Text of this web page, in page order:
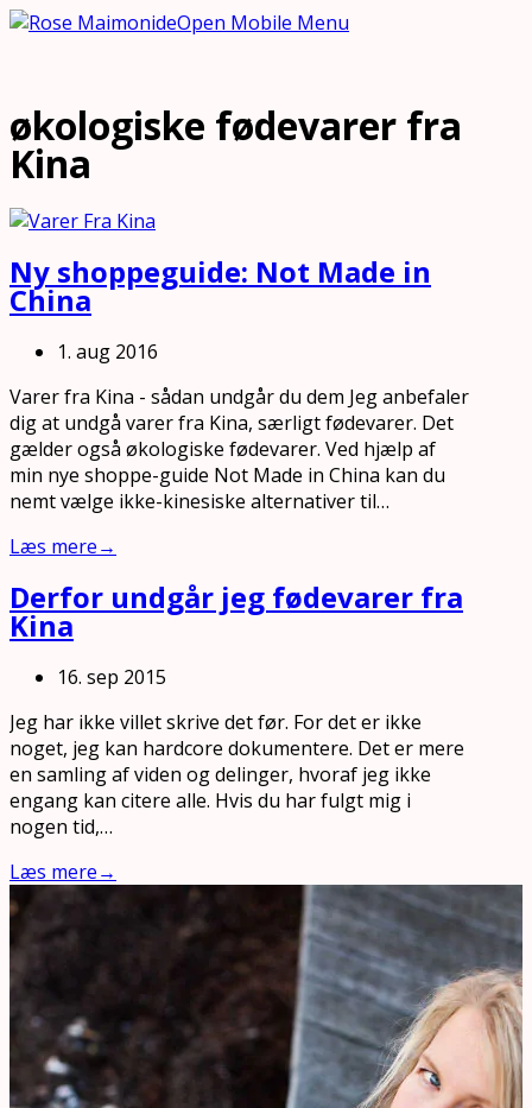
Open Mobile Menu
økologiske fødevarer fra
Kina
Ny shoppeguide: Not Made in
China
1. aug 2016
Varer fra Kina - sådan undgår du dem Jeg anbefaler
dig at undgå varer fra Kina, særligt fødevarer. Det
gælder også økologiske fødevarer. Ved hjælp af
min nye shoppe-guide Not Made in China kan du
nemt vælge ikke-kinesiske alternativer til…
Læs mere→
Derfor undgår jeg fødevarer fra
Kina
16. sep 2015
Jeg har ikke villet skrive det før. For det er ikke
noget, jeg kan hardcore dokumentere. Det er mere
en samling af viden og delinger, hvoraf jeg ikke
engang kan citere alle. Hvis du har fulgt mig i
nogen tid,…
Læs mere→